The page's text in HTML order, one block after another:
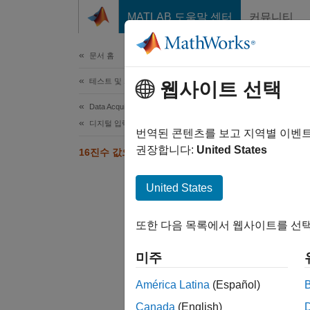
MATLAB 도움말 센터 커뮤니티
문서 홈
테스트 및 계측(T&M)
Data Acquisition Toolbox
디지털 입력 및 출력
16진수 값으로 디지털 데이터 수집하기
이 페
dev =
웹사이트 선택
번역된 콘텐츠를 보고 지역별 이벤
권장합니다: United States
United States
또한 다음 목록에서 웹사이트를 선
미주
América Latina (Español)
Canada (English)